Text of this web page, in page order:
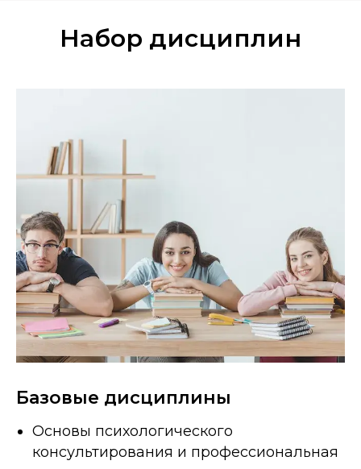
Набор дисциплин
Базовые дисциплины
Основы психологического
консультирования и профессиональная